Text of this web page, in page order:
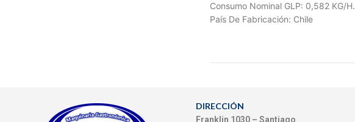
Consumo Nominal GLP: 0,582 KG/H.
País De Fabricación: Chile
DIRECCIÓN
Franklin 1030 – Santiago